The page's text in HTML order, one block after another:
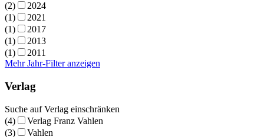
(2)
2024
(1)
2021
(1)
2017
(1)
2013
(1)
2011
Mehr Jahr-Filter anzeigen
Verlag
Suche auf Verlag einschränken
(4)
Verlag Franz Vahlen
(3)
Vahlen